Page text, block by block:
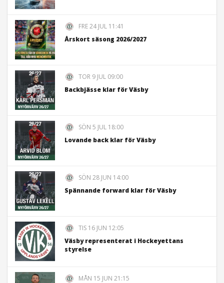
FRE 24 JUL 11:41
Årskort säsong 2026/2027
TOR 9 JUL 09:00
Backbjässe klar för Väsby
SÖN 5 JUL 18:00
Lovande back klar för Väsby
SÖN 28 JUN 14:00
Spännande forward klar för Väsby
TIS 16 JUN 12:05
Väsby representerat i Hockeyettans
styrelse
MÅN 15 JUN 21:15